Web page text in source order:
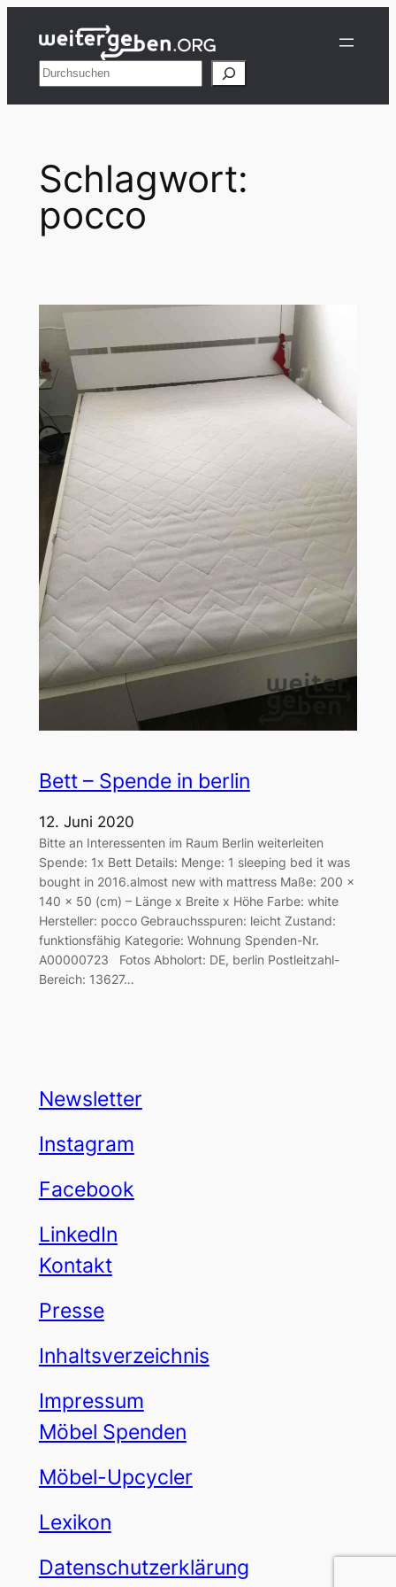
Inhalt
springenSuchen
Schlagwort:
pocco
Bett – Spende in berlin
12. Juni 2020
Bitte an Interessenten im Raum Berlin weiterleiten
Spende: 1x Bett Details: Menge: 1 sleeping bed it was
bought in 2016.almost new with mattress Maße: 200 x
140 x 50 (cm) – Länge x Breite x Höhe Farbe: white
Hersteller: pocco Gebrauchsspuren: leicht Zustand:
funktionsfähig Kategorie: Wohnung Spenden-Nr.
A00000723 Fotos Abholort: DE, berlin Postleitzahl-
Bereich: 13627…
Newsletter
Instagram
Facebook
LinkedIn
Kontakt
Presse
Inhaltsverzeichnis
Impressum
Möbel Spenden
Möbel-Upcycler
Lexikon
Datenschutzerklärung